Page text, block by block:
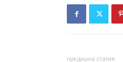
предишна статия